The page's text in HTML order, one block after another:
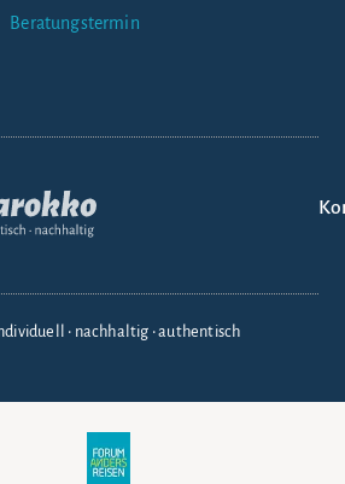
Beratungstermin
• nachhaltig • authentisch